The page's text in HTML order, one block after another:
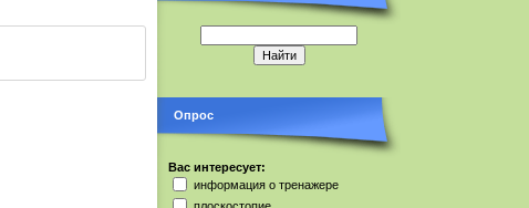
Опрос
Вас интересует:
информация о тренажере
плоскостопие